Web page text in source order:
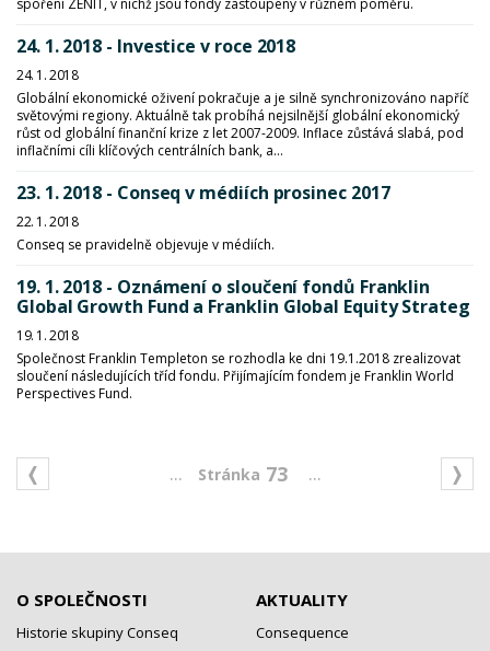
spoření ZENIT, v nichž jsou fondy zastoupeny v různém poměru.
24. 1. 2018 - Investice v roce 2018
24. 1. 2018
Globální ekonomické oživení pokračuje a je silně synchronizováno napříč
světovými regiony. Aktuálně tak probíhá nejsilnější globální ekonomický
růst od globální finanční krize z let 2007-2009. Inflace zůstává slabá, pod
inflačními cíli klíčových centrálních bank, a...
23. 1. 2018 - Conseq v médiích prosinec 2017
22. 1. 2018
Conseq se pravidelně objevuje v médiích.
19. 1. 2018 - Oznámení o sloučení fondů Franklin
Global Growth Fund a Franklin Global Equity Strateg
19. 1. 2018
Společnost Franklin Templeton se rozhodla ke dni 19.1.2018 zrealizovat
sloučení následujících tříd fondu. Přijímajícím fondem je Franklin World
Perspectives Fund.
... 73 ...
O SPOLEČNOSTI
Historie skupiny Conseq
AKTUALITY
Consequence